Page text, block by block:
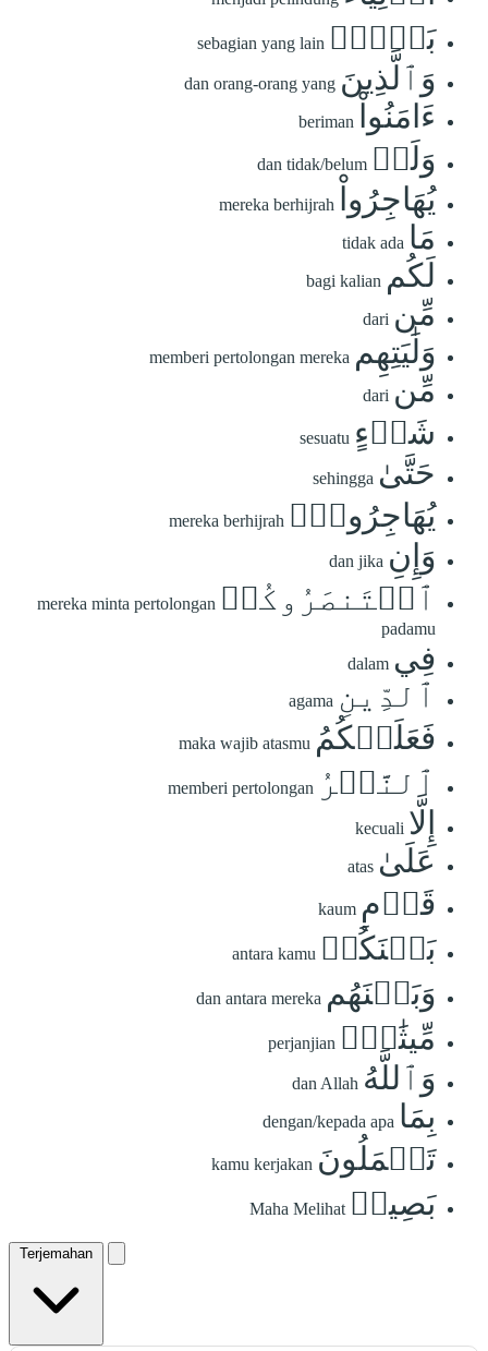
بَعۡضٖۚ sebagian yang lain
وَٱلَّذِينَ dan orang-orang yang
ءَامَنُواْ beriman
وَلَمۡ dan tidak/belum
يُهَاجِرُواْ mereka berhijrah
مَا tidak ada
لَكُم bagi kalian
مِّن dari
وَلَٰيَتِهِم memberi pertolongan mereka
مِّن dari
شَيۡءٍ sesuatu
حَتَّىٰ sehingga
يُهَاجِرُواْۚ mereka berhijrah
وَإِنِ dan jika
ٱسۡتَنصَرُوكُمۡ mereka minta pertolongan
padamu
فِي dalam
ٱلدِّينِ agama
فَعَلَيۡكُمُ maka wajib atasmu
ٱلنَّصۡرُ memberi pertolongan
إِلَّا kecuali
عَلَىٰ atas
قَوۡمِ kaum
بَيۡنَكُمۡ antara kamu
وَبَيۡنَهُم dan antara mereka
مِّيثَٰقٞۗ perjanjian
وَٱللَّهُ dan Allah
بِمَا dengan/kepada apa
تَعۡمَلُونَ kamu kerjakan
بَصِيرٞ Maha Melihat
Terjemahan